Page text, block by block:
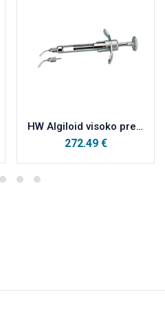
HW Algiloid visoko precizan otisni materijal na bazi vode, injekcija III, uključena 2 dodatka
272.49 €